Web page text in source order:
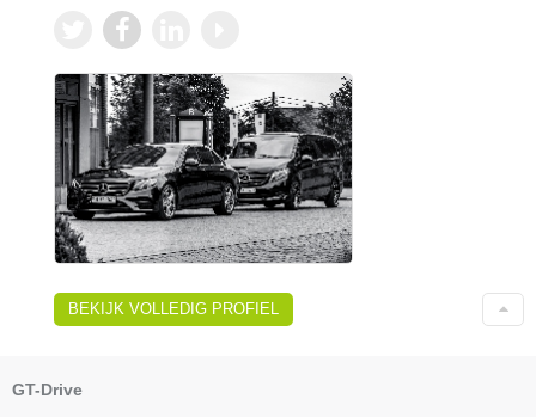
BEKIJK VOLLEDIG PROFIEL
GT-Drive